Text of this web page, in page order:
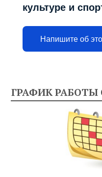
культуре и
Напишите об
ГРАФИК